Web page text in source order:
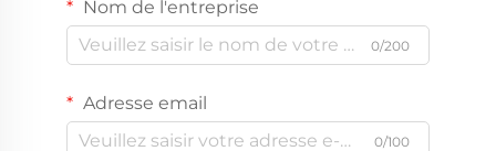
Nom de l'entreprise
0/200
Adresse email
0/100